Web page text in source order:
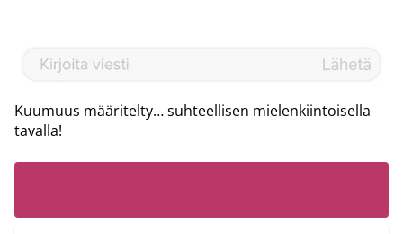
Kuumuus määritelty… suhteellisen mielenkiintoisella
tavalla!